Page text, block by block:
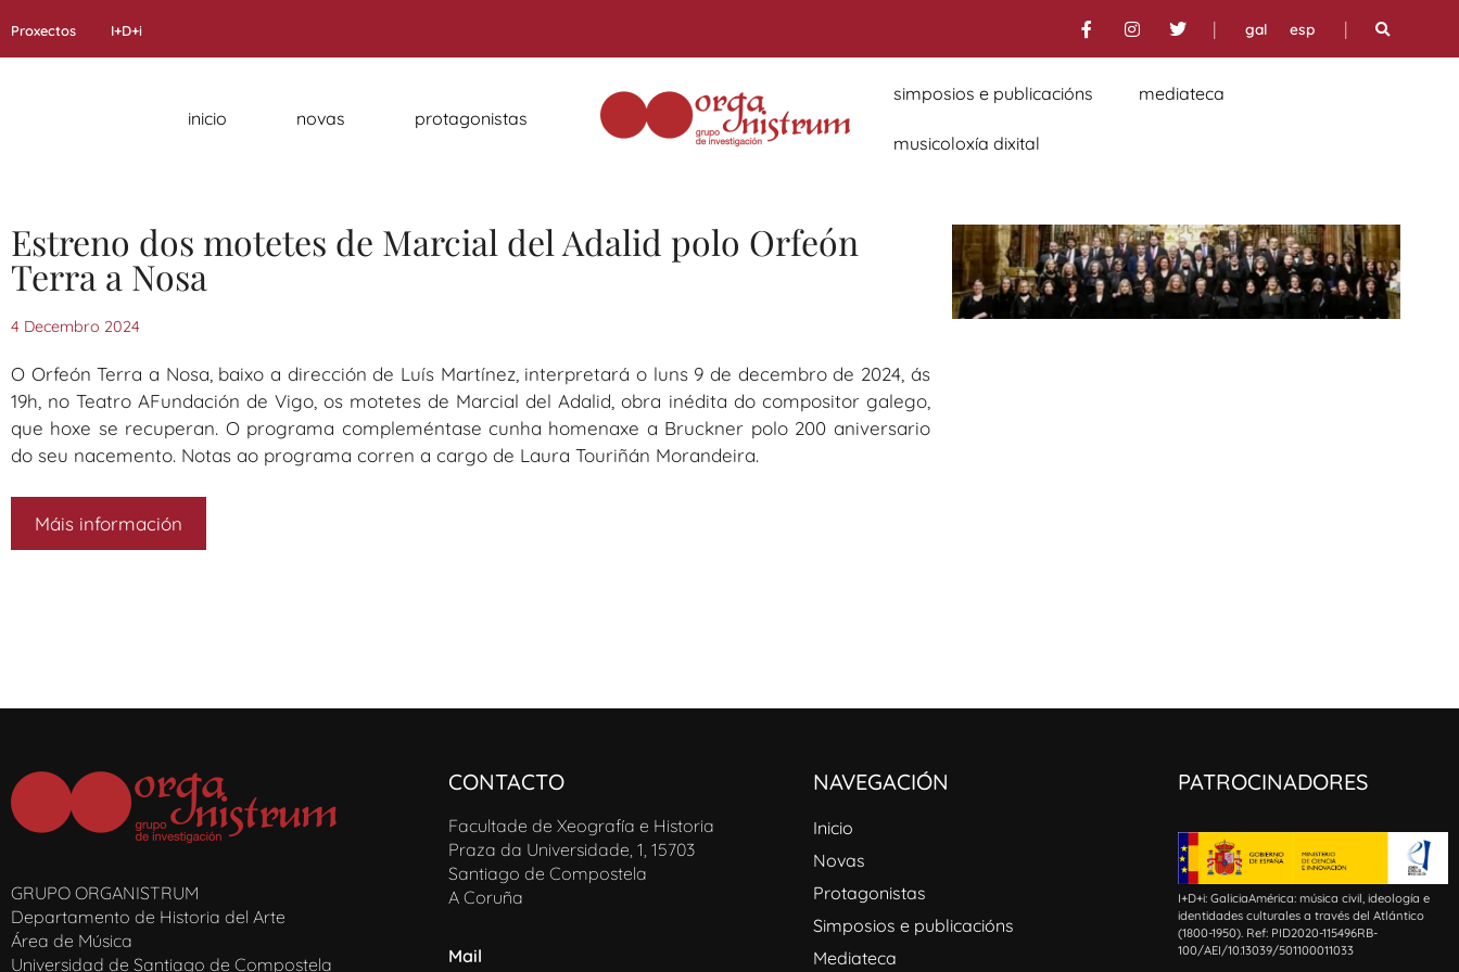
Proxectos I+D+i | gal esp |
inicio novas protagonistas
simposios e publicacións mediateca
musicoloxía dixital
Estreno dos motetes de Marcial del Adalid polo Orfeón
Terra a Nosa
4 Decembro 2024
O Orfeón Terra a Nosa, baixo a dirección de Luís Martínez, interpretará o luns 9 de decembro de 2024, ás
19h, no Teatro AFundación de Vigo, os motetes de Marcial del Adalid, obra inédita do compositor galego,
que hoxe se recuperan. O programa compleméntase cunha homenaxe a Bruckner polo 200 aniversario
do seu nacemento. Notas ao programa corren a cargo de Laura Touriñán Morandeira.
Máis información
GRUPO ORGANISTRUM
Departamento de Historia del Arte
Área de Música
Universidad de Santiago de Compostela
CONTACTO
Facultade de Xeografía e Historia
Praza da Universidade, 1, 15703
Santiago de Compostela
A Coruña
Mail
NAVEGACIÓN
Inicio
Novas
Protagonistas
Simposios e publicacións
Mediateca
PATROCINADORES
I+D+i: GaliciaAmérica: música civil, ideología e
identidades culturales a través del Atlántico
(1800-1950). Ref: PID2020-115496RB-
100/AEI/10.13039/501100011033​